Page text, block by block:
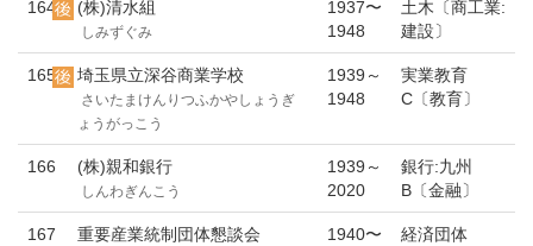
164 (株)清水組
しみずぐみ
1937〜
1948
土木〔商工業:
建設〕
165 埼玉県立深谷商業学校
さいたまけんりつふかやしょうぎ
ょうがっこう
1939～
1948
実業教育
C〔教育〕
166 (株)親和銀行
しんわぎんこう
1939～
2020
銀行:九州
B〔金融〕
167 重要産業統制団体懇談会
1940〜
経済団体